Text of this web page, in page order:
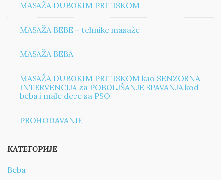
MASAŽA DUBOKIM PRITISKOM
MASAŽA BEBE – tehnike masaže
MASAŽA BEBA
MASAŽA DUBOKIM PRITISKOM kao SENZORNA
INTERVENCIJA za POBOLJŠANJE SPAVANJA kod
beba i male dece sa PSO
PROHODAVANJE
КАТЕГОРИЈЕ
Beba